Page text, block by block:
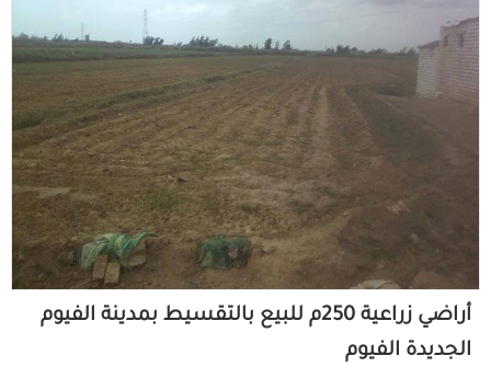
أراضي زراعية 250م للبيع بالتقسيط بمدينة الفيوم
الجديدة الفيوم